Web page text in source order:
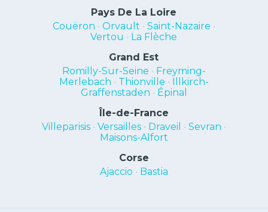
Pays De La Loire
Couëron • Orvault • Saint-Nazaire •
Vertou • La Flèche
Grand Est
Romilly-Sur-Seine • Freyming-
Merlebach • Thionville • Illkirch-
Graffenstaden • Épinal
Île-de-France
Villeparisis• Versailles• Draveil • Sevran •
Maisons-Alfort
Corse
Ajaccio • Bastia